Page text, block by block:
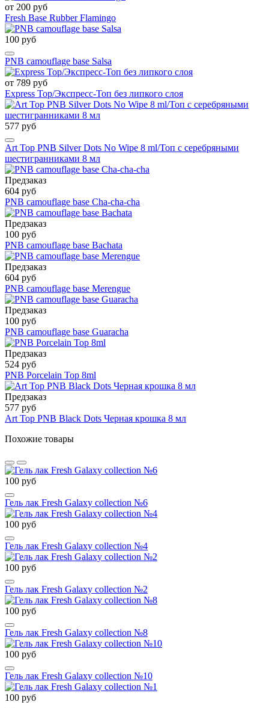
от 200 руб
Fresh Base Rubber Flamingo
100 руб
PNB camouflage base Salsa
от 789 руб
Express Top/Экспресс-Топ без липкого слоя
577 руб
Art Top PNB Silver Dots No Wipe 8 ml/Топ с серебряными
шестигранниками 8 мл
Предзаказ
604 руб
PNB camouflage base Cha-cha-cha
Предзаказ
100 руб
PNB camouflage base Bachata
Предзаказ
604 руб
PNB camouflage base Merengue
Предзаказ
100 руб
PNB camouflage base Guaracha
Предзаказ
524 руб
PNB Porcelain Top 8ml
Предзаказ
577 руб
Art Top PNB Black Dots Черная крошка 8 мл
Похожие товары
100 руб
Гель лак Fresh Galaxy collection №6
100 руб
Гель лак Fresh Galaxy collection №4
100 руб
Гель лак Fresh Galaxy collection №2
100 руб
Гель лак Fresh Galaxy collection №8
100 руб
Гель лак Fresh Galaxy collection №10
100 руб